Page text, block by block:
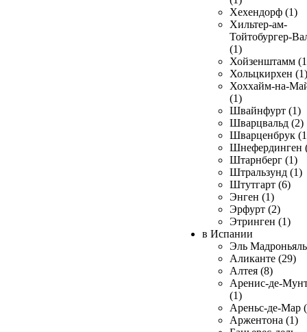
Хехендорф (1)
Хильтер-ам-
Тойтобургер-
(1)
Хойзенштамм
Хольцкирхен (1)
Хоххайм-на-
(1)
Швайнфурт (1)
Шварцвальд (2)
Шварценбрук
Шнефердинген
Штарнберг (1)
Штральзунд (1)
Штутгарт (6)
Энген (1)
Эрфурт (2)
Этринген (1)
в Испании
Эль
Аликанте (29)
Алтея (8)
Аренис-де-
(1)
Ареньс-де-Мар
Аржентона (1)